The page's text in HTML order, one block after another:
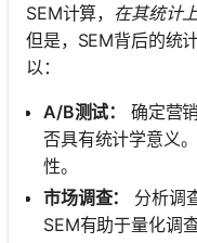
SEM计算， 在其统计
但是，SEM背后的统
以：
A/B测试：
确定营
否具有统计学意义
性。
市场调查：
分析调
SEM有助于量化调